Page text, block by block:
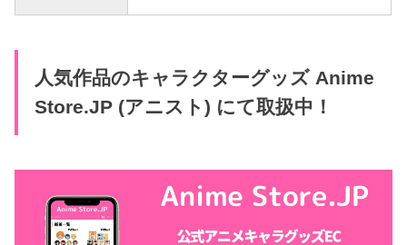
人気作品のキャラクターグッズ Anime
Store.JP (アニスト) にて取扱中！